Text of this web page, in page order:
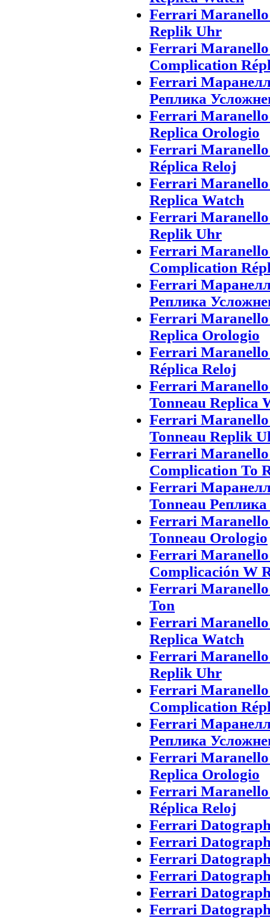
Ferrari
Replik Uhr
Ferrari
Complication
Ferrari
Реплика
Ferrari
Replica Orologio
Ferrari
Réplica Reloj
Ferrari
Replica Watch
Ferrari
Replik Uhr
Ferrari
Complication
Ferrari
Реплика
Ferrari
Replica Orologio
Ferrari
Réplica Reloj
Ferrari
Tonneau Replica
Ferrari
Tonneau Replik
Ferrari
Complication To
Ferrari
Tonneau
Ferrari
Tonneau Orologio
Ferrari
Complicación W
Ferrari
Ton
Ferrari
Replica Watch
Ferrari
Replik Uhr
Ferrari
Complication
Ferrari
Реплика
Ferrari
Replica Orologio
Ferrari
Réplica Reloj
Ferrari
Ferrari
Ferrari
Ferrari
Ferrari
Ferrari